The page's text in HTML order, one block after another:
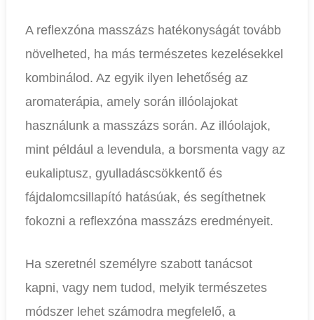
A reflexzóna masszázs hatékonyságát tovább
növelheted, ha más természetes kezelésekkel
kombinálod. Az egyik ilyen lehetőség az
aromaterápia, amely során illóolajokat
használunk a masszázs során. Az illóolajok,
mint például a levendula, a borsmenta vagy az
eukaliptusz, gyulladáscsökkentő és
fájdalomcsillapító hatásúak, és segíthetnek
fokozni a reflexzóna masszázs eredményeit.
Ha szeretnél személyre szabott tanácsot
kapni, vagy nem tudod, melyik természetes
módszer lehet számodra megfelelő, a